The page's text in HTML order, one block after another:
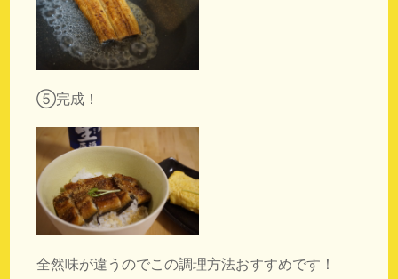
⑤完成！
全然味が違うのでこの調理方法おすすめです！